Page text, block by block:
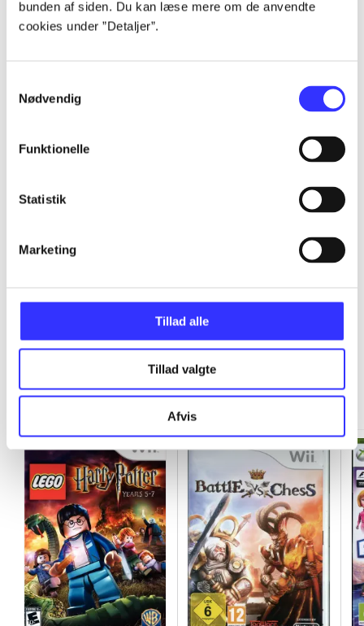
bunden af siden. Du kan læse mere om de anvendte
cookies under ”Detaljer”.
Nødvendig
Funktionelle
Statistik
Marketing
Tillad alle
Tillad valgte
Afvis
Alle registrerede artikler fordelt på udgivelser
Minder om